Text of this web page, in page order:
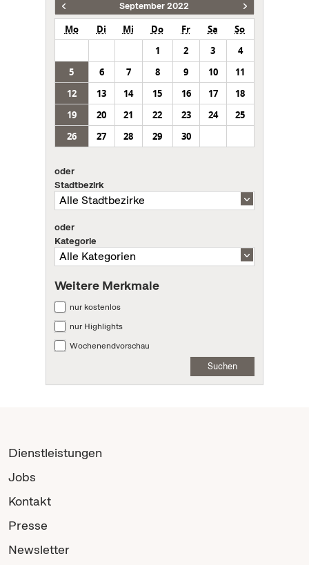
September 2022
Mo Di Mi Do Fr Sa
So
1
2 3
4
5
6 7 8 9 10
11
12
13 14 15 16 17
18
19
20 21 22 23 24
25
26
27 28 29 30
oder
Stadtbezirk
oder
Kategorie
Weitere Merkmale
nur kostenlos
nur Highlights
Wochenendvorschau
Suchen
Dienstleistungen
Jobs
Kontakt
Presse
Newsletter